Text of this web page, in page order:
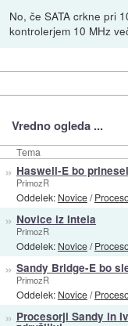
No, če SATA crkne pri
kontrolerjem 10 MHz
Vredno ogleda ...
Tema
» Haswell-E bo
PrimozR
Oddelek: Novice/
» Novice iz Intela
PrimozR
Oddelek: Novice/
» Sandy Bridge-E bo
PrimozR
Oddelek: Novice/
» Procesorji Sandy in